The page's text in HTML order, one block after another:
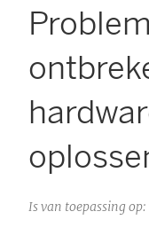
Is van toepassing